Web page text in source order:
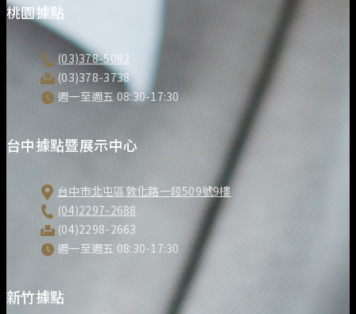
桃園據點
(03)378-5082
(03)378-3738
週一至週五 08:30-17:30
台中據點暨展示中心
台中市北屯區敦化路一段509號9樓
(04)2297-2688
(04)2298-2663
週一至週五 08:30-17:30
新竹據點